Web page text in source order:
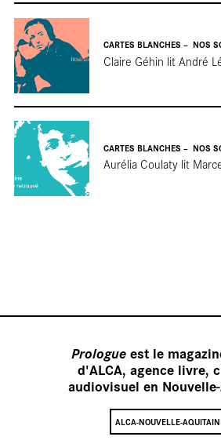
CARTES BLANCHES NOS
Claire Géhin lit André
CARTES BLANCHES NOS
Aurélia Coulaty lit
Prologue est le
d'ALCA, agence livre,
audiovisuel en
ALCA-NOUVELLE-